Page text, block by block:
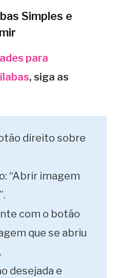
Simples e
para
, siga as
direito sobre
“Abrir imagem
com o botão
que se abriu
desejada e